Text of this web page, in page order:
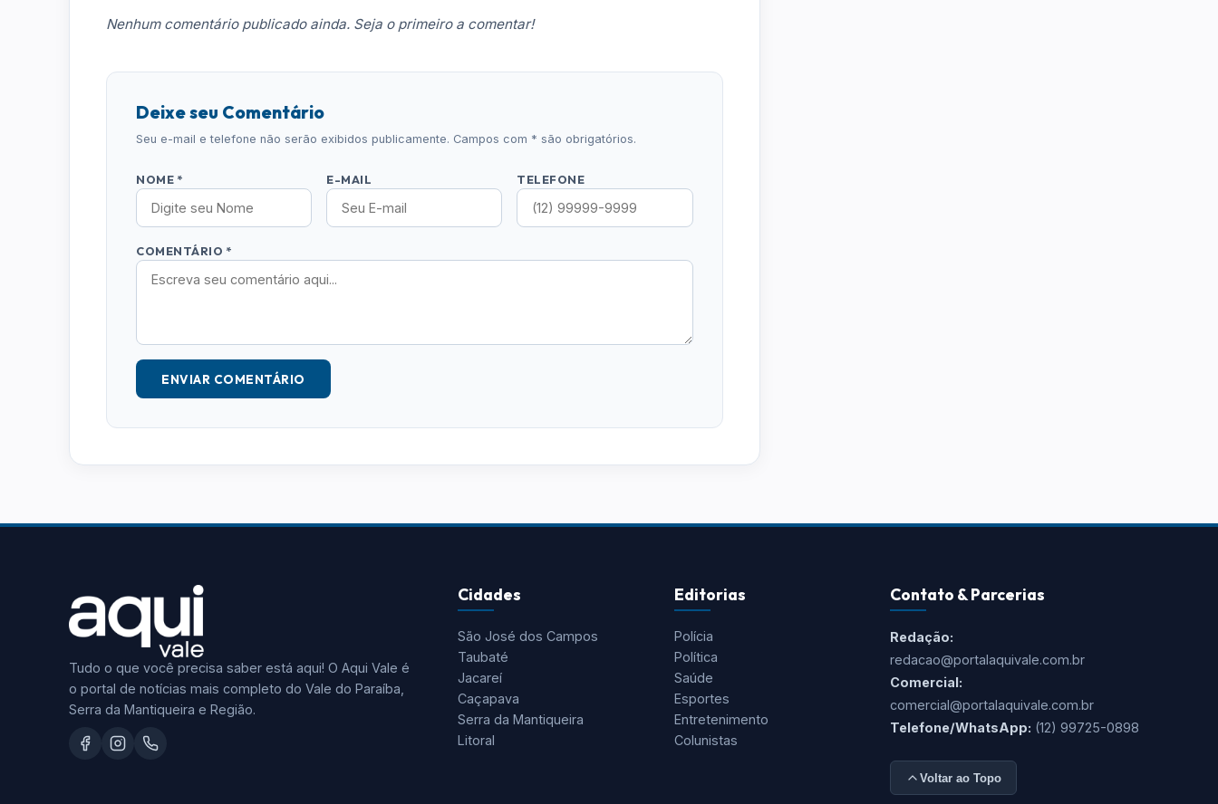
Nenhum comentário publicado ainda. Seja o primeiro a comentar!
Deixe seu Comentário
Seu e-mail e telefone não serão exibidos publicamente. Campos com * são obrigatórios.
NOME * E-MAIL TELEFONE
COMENTÁRIO *
ENVIAR COMENTÁRIO
Tudo o que você precisa saber está aqui! O Aqui Vale é
o portal de notícias mais completo do Vale do Paraíba,
Serra da Mantiqueira e Região.
Cidades
São José dos Campos
Taubaté
Jacareí
Caçapava
Serra da Mantiqueira
Litoral
Editorias
Polícia
Política
Saúde
Esportes
Entretenimento
Colunistas
Contato & Parcerias
Redação:
redacao@portalaquivale.com.br
Comercial:
comercial@portalaquivale.com.br
Telefone/WhatsApp: (12) 99725-0898
Voltar ao Topo